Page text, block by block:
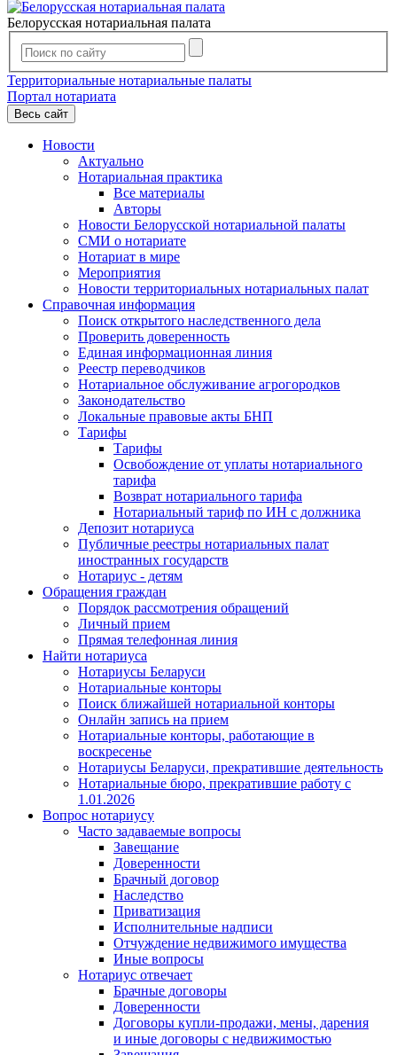
Белорусская нотариальная палата
Территориальные нотариальные палаты
Портал нотариата
Весь сайт
Новости
Актуально
Нотариальная практика
Все материалы
Авторы
Новости Белорусской нотариальной палаты
СМИ о нотариате
Нотариат в мире
Мероприятия
Новости территориальных нотариальных палат
Справочная информация
Поиск открытого наследственного дела
Проверить доверенность
Единая информационная линия
Реестр переводчиков
Нотариальное обслуживание агрогородков
Законодательство
Локальные правовые акты БНП
Тарифы
Тарифы
Освобождение от уплаты нотариального
тарифа
Возврат нотариального тарифа
Нотариальный тариф по ИН с должника
Депозит нотариуса
Публичные реестры нотариальных палат
иностранных государств
Нотариус - детям
Обращения граждан
Порядок рассмотрения обращений
Личный прием
Прямая телефонная линия
Найти нотариуса
Нотариусы Беларуси
Нотариальные конторы
Поиск ближайшей нотариальной конторы
Онлайн запись на прием
Нотариальные конторы, работающие в
воскресенье
Нотариусы Беларуси, прекратившие деятельность
Нотариальные бюро, прекратившие работу с
1.01.2026
Вопрос нотариусу
Часто задаваемые вопросы
Завещание
Доверенности
Брачный договор
Наследство
Приватизация
Исполнительные надписи
Отчуждение недвижимого имущества
Иные вопросы
Нотариус отвечает
Брачные договоры
Доверенности
Договоры купли-продажи, мены, дарения
и иные договоры с недвижимостью